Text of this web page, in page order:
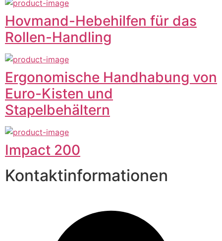
Hovmand-Hebehilfen für das
Rollen-Handling
Ergonomische Handhabung von
Euro-Kisten und
Stapelbehältern
Impact 200
Kontaktinformationen